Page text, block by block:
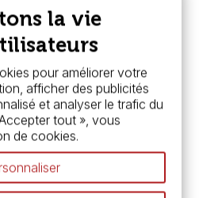
sécurisé
FAQ
à Angers
& avantages
bon cadeaux
de commande
- mode d'emploi
en cours
conseils
la vie
pour améliorer votre
afficher des publicités
et analyser le trafic du
tout », vous
de cookies.